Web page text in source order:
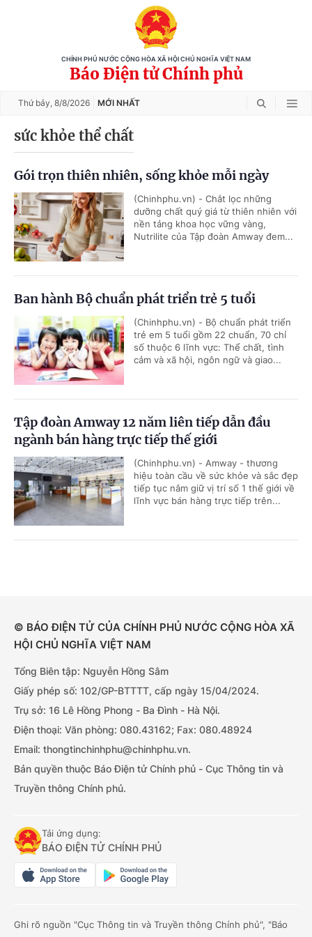
CHÍNH PHỦ NƯỚC CỘNG HÒA XÃ HỘI CHỦ NGHĨA VIỆT NAM
Báo Điện tử Chính phủ
Thứ bảy, 8/8/2026 MỚI NHẤT
sức khỏe thể chất
Gói trọn thiên nhiên, sống khỏe mỗi ngày
(Chinhphu.vn) - Chắt lọc những
dưỡng chất quý giá từ thiên nhiên với
nền tảng khoa học vững vàng,
Nutrilite của Tập đoàn Amway đem...
Ban hành Bộ chuẩn phát triển trẻ 5 tuổi
(Chinhphu.vn) - Bộ chuẩn phát triển
trẻ em 5 tuổi gồm 22 chuẩn, 70 chỉ
số thuộc 6 lĩnh vực: Thể chất, tình
cảm và xã hội, ngôn ngữ và giao...
Tập đoàn Amway 12 năm liên tiếp dẫn đầu
ngành bán hàng trực tiếp thế giới
(Chinhphu.vn) - Amway - thương
hiệu toàn cầu về sức khỏe và sắc đẹp
tiếp tục nắm giữ vị trí số 1 thế giới về
lĩnh vực bán hàng trực tiếp trên...
© BÁO ĐIỆN TỬ CỦA CHÍNH PHỦ NƯỚC CỘNG HÒA XÃ
HỘI CHỦ NGHĨA VIỆT NAM
Tổng Biên tập: Nguyễn Hồng Sâm
Giấy phép số: 102/GP-BTTTT, cấp ngày 15/04/2024.
Trụ sở: 16 Lê Hồng Phong - Ba Đình - Hà Nội.
Điện thoại: Văn phòng: 080.43162; Fax: 080.48924
Email: thongtinchinhphu@chinhphu.vn.
Bản quyền thuộc Báo Điện tử Chính phủ - Cục Thông tin và
Truyền thông Chính phủ.
Tải ứng dụng:
BÁO ĐIỆN TỬ CHÍNH PHỦ
Ghi rõ nguồn "Cục Thông tin và Truyền thông Chính phủ", "Báo